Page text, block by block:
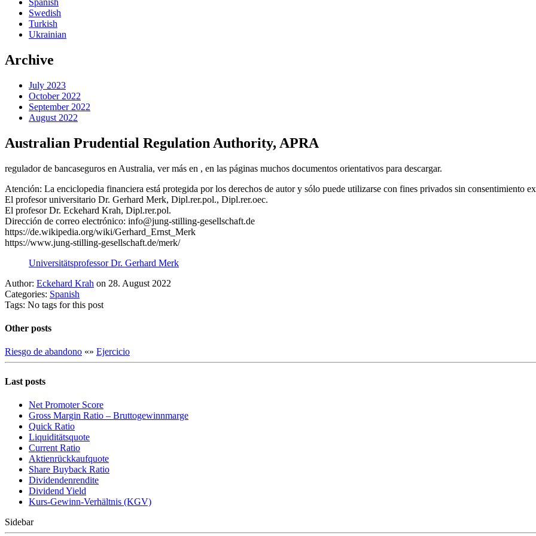
Spanish
Swedish
Turkish
Ukrainian
Archive
July 2023
October 2022
September 2022
August 2022
Australian Prudential Regulation Authority, APRA
regulador de bancaseguros en Australia, ver más en , en las páginas muchos documentos orientativos para descargar.
Atención: La enciclopedia financiera está protegida por los derechos de autor y sólo puede utilizarse con fines privados sin consentimiento
El profesor universitario Dr. Gerhard Merk, Dipl.rer.pol., Dipl.rer.oec.
El profesor Dr. Eckehard Krah, Dipl.rer.pol.
Dirección de correo electrónico: info@jung-stilling-gesellschaft.de
https://de.wikipedia.org/wiki/Gerhard_Ernst_Merk
https://www.jung-stilling-gesellschaft.de/merk/
Universitätsprofessor Dr. Gerhard Merk
Author: Eckehard Krah on 28. August 2022
Categories: Spanish
Tags: No tags for this post
Other posts
Riesgo de abandono «» Ejercicio
Last posts
Net Promoter Score
Gro ss Margin Ratio – Bruttogewinnmarge
Quic k Ratio
Liquiditätsquote
Current Ratio
Aktienrückkaufquote
Sha re Buyback Ratio
Dividendenrendite
Dividend Yield
Kurs-Gewinn-Verhältnis (KGV)
Sidebar